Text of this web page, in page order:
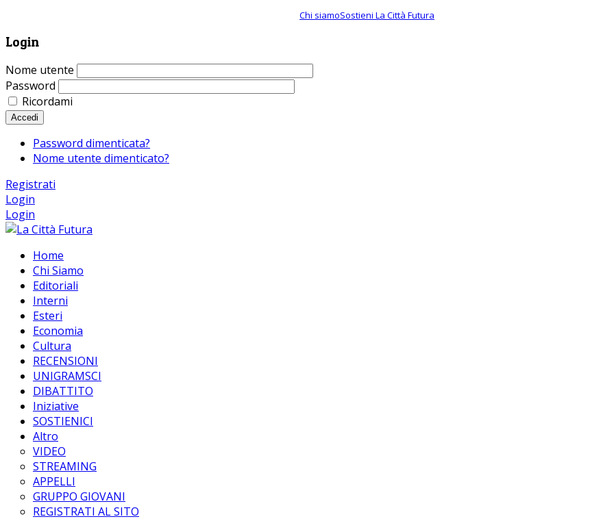
Chi siamoSostieni La Città Futura
Login
Nome utente
Password
Ricordami
Accedi
Password dimenticata?
Nome utente dimenticato?
Registrati
Login
Login
Home
Chi Siamo
Editoriali
Interni
Esteri
Economia
Cultura
RECENSIONI
UNIGRAMSCI
DIBATTITO
Iniziative
SOSTIENICI
Altro
VIDEO
STREAMING
APPELLI
GRUPPO GIOVANI
REGISTRATI AL SITO